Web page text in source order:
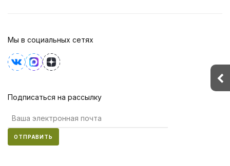
Мы в социальных сетях
Подписаться на рассылку
ОТПРАВИТЬ